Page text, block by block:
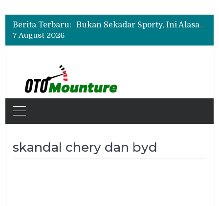
Berita Terbaru:
Suzuki XL7 Terbaru Jadi Favorit Test Drive di GIIAS 2026, Ini Fitur yang Paling Dipuji
Bukan Sekadar Sporty, Ini Alasan Suzuki Fronx SGX Hybrid Kuro Layak Dilirik
Suzuki XL7 Terbaru Jadi Favorit Test Drive di GIIAS 2026, Ini Fitur yang Paling Dipuji
7 August 2026
skandal chery dan byd